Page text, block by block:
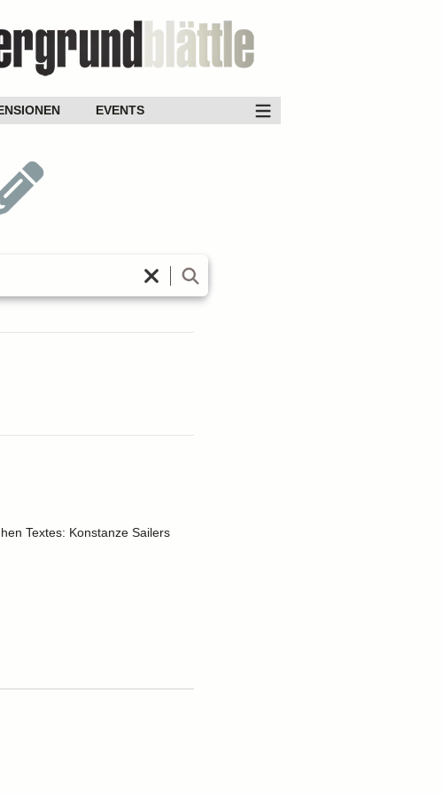
EVENTS
Textes: Konstanze Sailers